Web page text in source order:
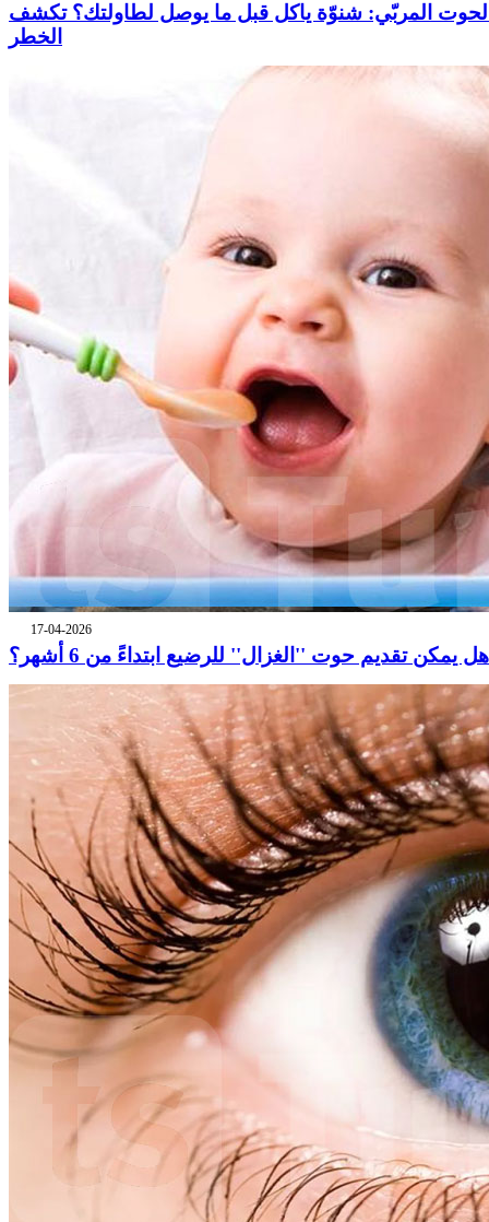
المربّي: شنوّة ياكل قبل ما يوصل لطاولتك؟ تكشف
الخطر
17-04-2026
هل يمكن تقديم حوت ''الغزال'' للرضيع ابتداءً من 6 أشهر؟